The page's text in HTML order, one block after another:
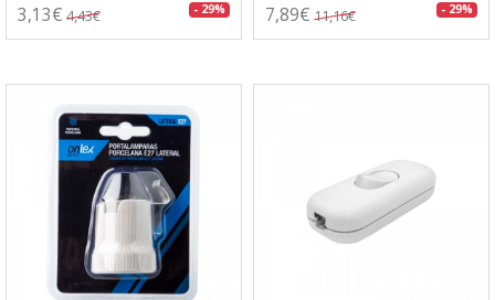
3,13€ 4,43€ - 29% 7,89€ 11,16€ - 29%